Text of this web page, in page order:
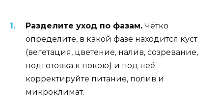
Разделите уход по фазам. Чётко
определите, в какой фазе находится куст
(вегетация, цветение, налив, созревание,
подготовка к покою) и под неё
корректируйте питание, полив и
микроклимат.